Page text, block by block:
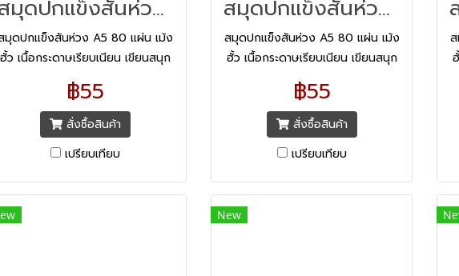
สมุดปกแข็งสันห่วง A5 80 แผ่น เม้งฮั้ว
มุดปกแข็งสันห่วง A5 80 แผ่น เม้ง
ฮั้ว เนื้อกระดาษเรียบเนียน เขียนสนุก
สบายสายตา ด้วยเนื้อกระดาษสูตร
ถนอมสายตา
฿55
สั่งซื้อสินค้า
เปรียบเทียบ
สมุดปกแข็งสันห่วง A5 80 แผ่น เม้งฮั้ว
สมุดปกแข็งสันห่วง A5 80 แผ่น เม้ง
ฮั้ว เนื้อกระดาษเรียบเนียน เขียนสนุก
สบายสายตา ด้วยเนื้อกระดาษสูตร
ถนอมสายตา
฿55
สั่งซื้อสินค้า
เปรียบเทียบ
New